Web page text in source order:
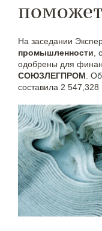
На заседании
промышленности
одобрены для
СОЮЗЛЕГПРОМ .
составила 2 547,328